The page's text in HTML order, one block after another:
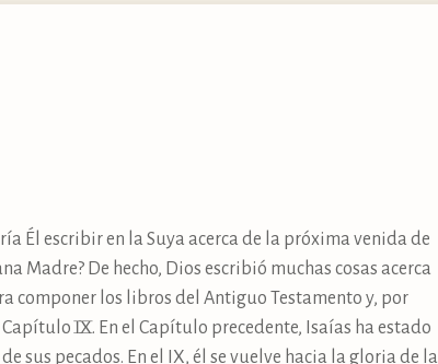
Rector Letters
Él escribir en la Suya acerca de la próxima venida de
Madre? De hecho, Dios escribió muchas cosas acerca
componer los libros del Antiguo Testamento y, por
IX. En el Capítulo precedente, Isaías ha estado
sus pecados. En el IX, él se vuelve hacia la gloria de la